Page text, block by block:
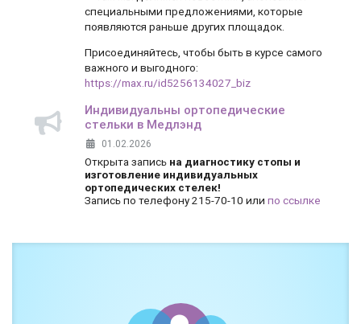
специальными предложениями, которые
появляются раньше других площадок.
Присоединяйтесь, чтобы быть в курсе самого
важного и выгодного:
https://max.ru/id5256134027_biz
Индивидуальны ортопедические
стельки в Медлэнд
01.02.2026
Открыта запись на диагностику стопы и
изготовление индивидуальных
ортопедических стелек!
Запись по телефону 215-70-10 или по ссылке